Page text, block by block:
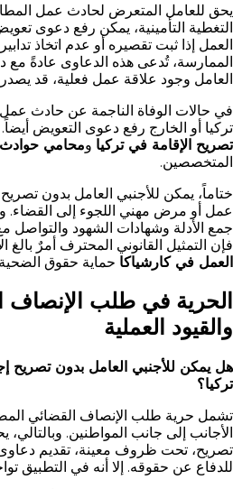
يحق للعامل المتعرض لحادث عمل
التغطية التأمينية، يمكن رفع دعوى
العمل إذا ثبت تقصيره أو عدم اتخاذ
الممارسة، تُدعى هذه الدعاوى عادةً مع
العامل وجود علاقة عمل فعلية، قد
في حالات الوفاة الناجمة عن حادث
تركيا أو الخارج رفع دعوى التعويض
تصريح الإقامة في تركيا ومحامي حوادث
المتخصصين.
ختاماً، يمكن للأجنبي العامل بدون
عمل أو مرض مهني اللجوء إلى القضاء.
فإن التمثيل القانوني المحترف أمرٌ بالغ
العمل في كارشياكا حماية حقوق الضحية
الحرية في طلب الإنصاف
والقيود العملية
هل يمكن للأجنبي العامل بدون تصريح
تركيا؟
تشمل حرية طلب الإنصاف القضائي
الأجانب إلى جانب المواطنين.
تصريح، تحت ظروف معينة، تقديم دعاوى
للدفاع عن حقوقه. إلا أنه في التطبيق